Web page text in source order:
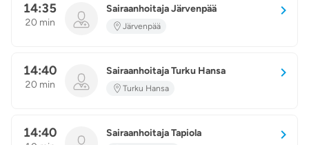
14:35
20 min
Sairaanhoitaja Järvenpää
Järvenpää
14:40
20 min
Sairaanhoitaja Turku Hansa
Turku Hansa
14:40 Sairaanhoitaja Tapiola